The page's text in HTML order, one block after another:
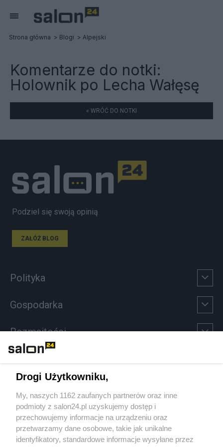
Strona główna Blogi Alpejski
Komentarze do notki:
Holownik po Lecha Wałęsę
« WRÓĆ DO NOTKI
Podziel się swoją opinią
ZAŁÓŻ BLOG
Polityka
Gospodarka
Rozmaitości
Sport
Społeczeństwo
Kultura
Drogi Użytkowniku,
My, naszych 1162 zaufanych partnerów oraz inne
podmioty z salon24.pl uzyskujemy dostęp i
przechowujemy informacje na urządzeniu oraz
przetwarzamy dane osobowe, takie jak unikalne
identyfikatory, standardowe informacje wysyłane przez